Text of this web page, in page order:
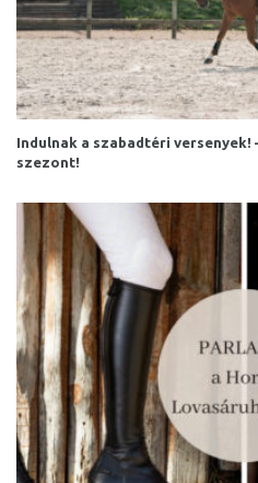
Indulnak a szabadtéri versenyek!
szezont!